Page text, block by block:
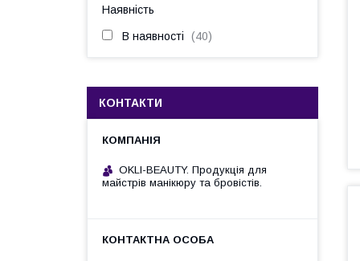
Наявність
В наявності 40
КОНТАКТИ
OKLI-BEAUTY. Продукція для
майстрів манікюру та бровістів.